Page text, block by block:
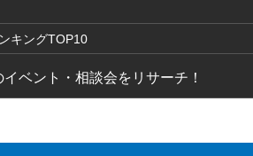
キングTOP10
イベント・相談会をリサーチ！